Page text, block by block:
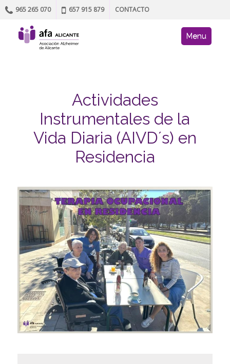
965 265 070 657 915 879 CONTACTO
AFA site
Skip to content
Menu
Actividades
Instrumentales de la
Vida Diaria (AIVD´s) en
Residencia